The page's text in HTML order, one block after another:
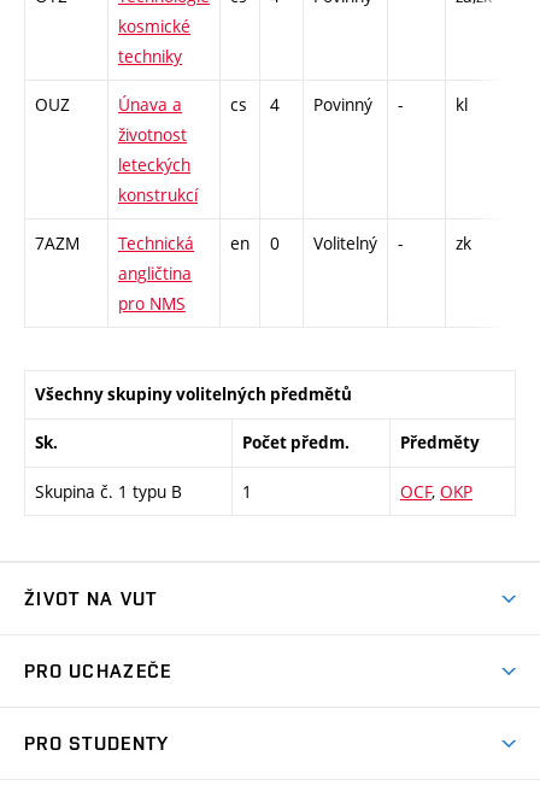
kosmické
techniky
OUZ
Únava a
životnost
leteckých
konstrukcí
cs 4 Povinný - kl
7AZM
Technická
angličtina
pro NMS
en 0 Volitelný - zk
Všechny skupiny volitelných předmětů
Sk. Počet předm. Předměty
Skupina č. 1 typu B 1 OCF, OKP
ŽIVOT NA VUT
Koleje
PRO UCHAZEČE
PRO STUDENTY